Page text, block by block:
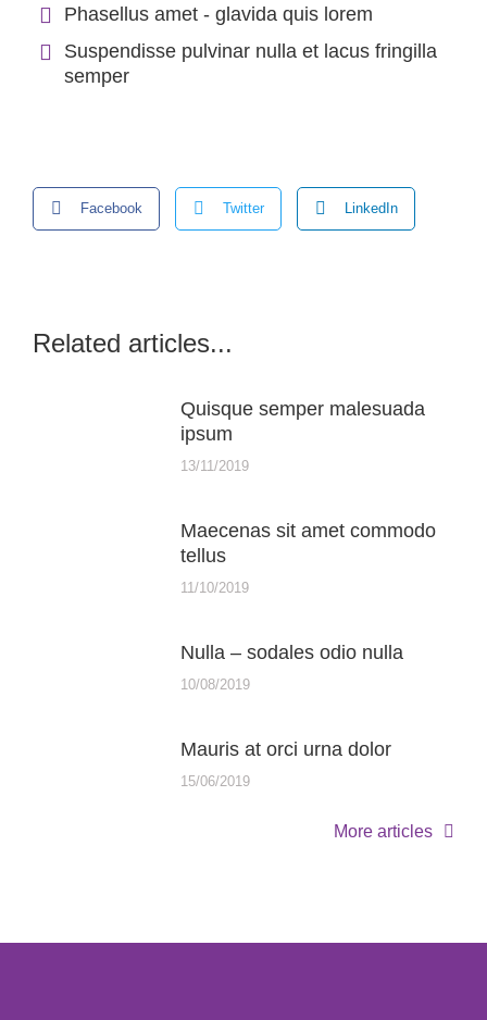
Phasellus amet - glavida quis lorem
Suspendisse pulvinar nulla et lacus fringilla
semper
Facebook Twitter LinkedIn
Related articles...
Quisque semper malesuada
ipsum
13/11/2019
Maecenas sit amet commodo
tellus
11/10/2019
Nulla – sodales odio nulla
10/08/2019
Mauris at orci urna dolor
15/06/2019
More articles